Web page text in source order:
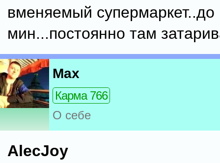
вменяемый
мин...постоянно там
Max
Карма 766
О себе
AlecJoy